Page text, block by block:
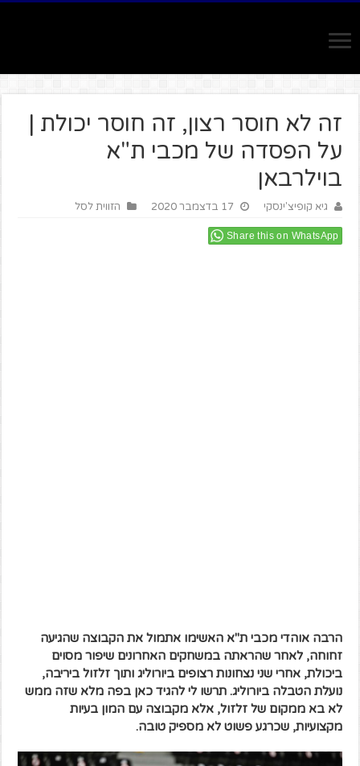
זה לא חוסר רצון, זה חוסר יכולת |
על הפסדה של מכבי ת"א
בוילרבאן
גיא קופיצ'ינסקי 17 בדצמבר 2020 הזווית לסל
Share this on WhatsApp
הרבה אוהדי מכבי ת"א האשימו אתמול את הקבוצה שהגיעה
זחוחה, לאחר שהראתה במשחקים האחרונים שיפור מסוים
ביכולת, אחרי שני נצחונות רצופים ביורוליג ותוך זלזול ביריבה,
נועלת הטבלה ביורוליג. תרשו לי להגיד כאן בפה מלא שזה ממש
לא בא ממקום של זלזול, אלא מקבוצה עם המון בעיות
מקצועיות, שכרגע פשוט לא מספיק טובה.